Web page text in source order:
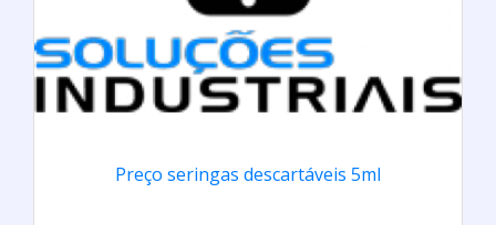
Preço seringas descartáveis 5ml